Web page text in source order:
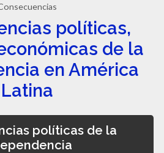
políticas,
de la
en América
Latina
políticas de la